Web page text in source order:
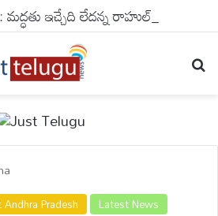
Pradesh Latest News